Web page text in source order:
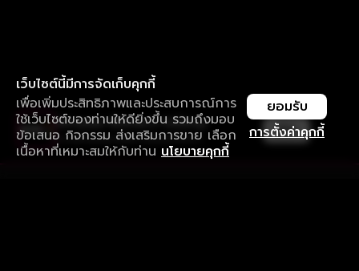
เว็บไซต์นี้มีการจัดเก็บคุกกี้
เพื่อเพิ่มประสิทธิภาพและประสบการณ์การ
ใช้เว็บไซต์ของท่านให้ดียิ่งขึ้น รวมถึงมอบ
ข้อเสนอ กิจกรรม ส่งเสริมการขาย เลือก
เนื้อหาที่เหมาะสมให้กับท่าน นโยบายคุกกี้
การตั้งค่าคุกกี้
ยอมรับ
ใช้งานแอป ลื่นไหลกว่า ไม่มีสะดุด
ดาวน์โหลดแอปเพื่อการรับชมที่ดีกว่า เปิด